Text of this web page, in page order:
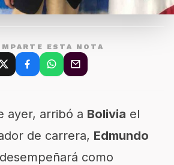
ESTA NOTA
ayer, arribó a Bolivia el
de carrera, Edmundo
como